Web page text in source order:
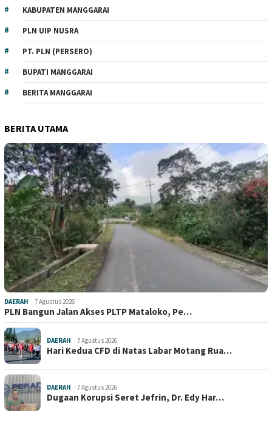
KABUPATEN MANGGARAI
PLN UIP NUSRA
PT. PLN (PERSERO)
BUPATI MANGGARAI
BERITA MANGGARAI
BERITA UTAMA
DAERAH 7 Agustus 2026
PLN Bangun Jalan Akses PLTP Mataloko, Pe…
DAERAH 7 Agustus 2026
Hari Kedua CFD di Natas Labar Motang Rua…
DAERAH 7 Agustus 2026
Dugaan Korupsi Seret Jefrin, Dr. Edy Har…